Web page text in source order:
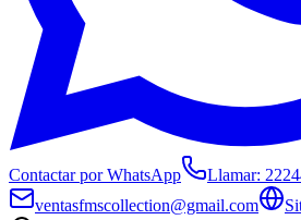
Contactar por WhatsApp Llamar:
ventasfmscollection@gmail.com